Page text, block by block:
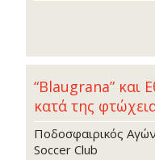
“Blaugrana” και
κατά της
Ποδοσφαιρικός
Soccer Club